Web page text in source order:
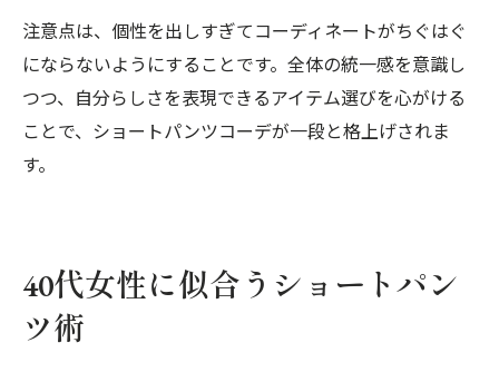
注意点は、個性を出しすぎてコーディネートがちぐはぐ
にならないようにすることです。全体の統一感を意識し
つつ、自分らしさを表現できるアイテム選びを心がける
ことで、ショートパンツコーデが一段と格上げされま
す。
40代女性に似合うショートパン
ツ術